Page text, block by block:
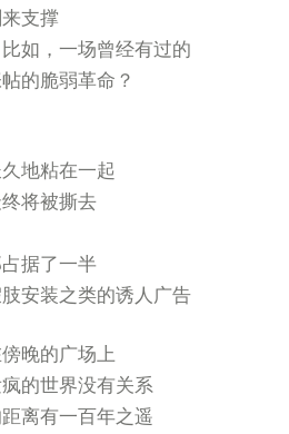
支撑
如，一场曾经有过的
的脆弱革命？
地粘在一起
将被撕去
据了一半
安装之类的诱人广告
晚的广场上
的世界没有关系
离有一百年之遥